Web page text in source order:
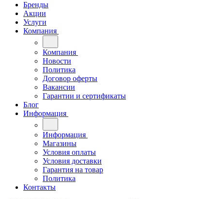
Бренды
Акции
Услуги
Компания
Компания
Новости
Политика
Договор оферты
Вакансии
Гарантии и сертификаты
Блог
Информация
Информация
Магазины
Условия оплаты
Условия доставки
Гарантия на товар
Политика
Контакты